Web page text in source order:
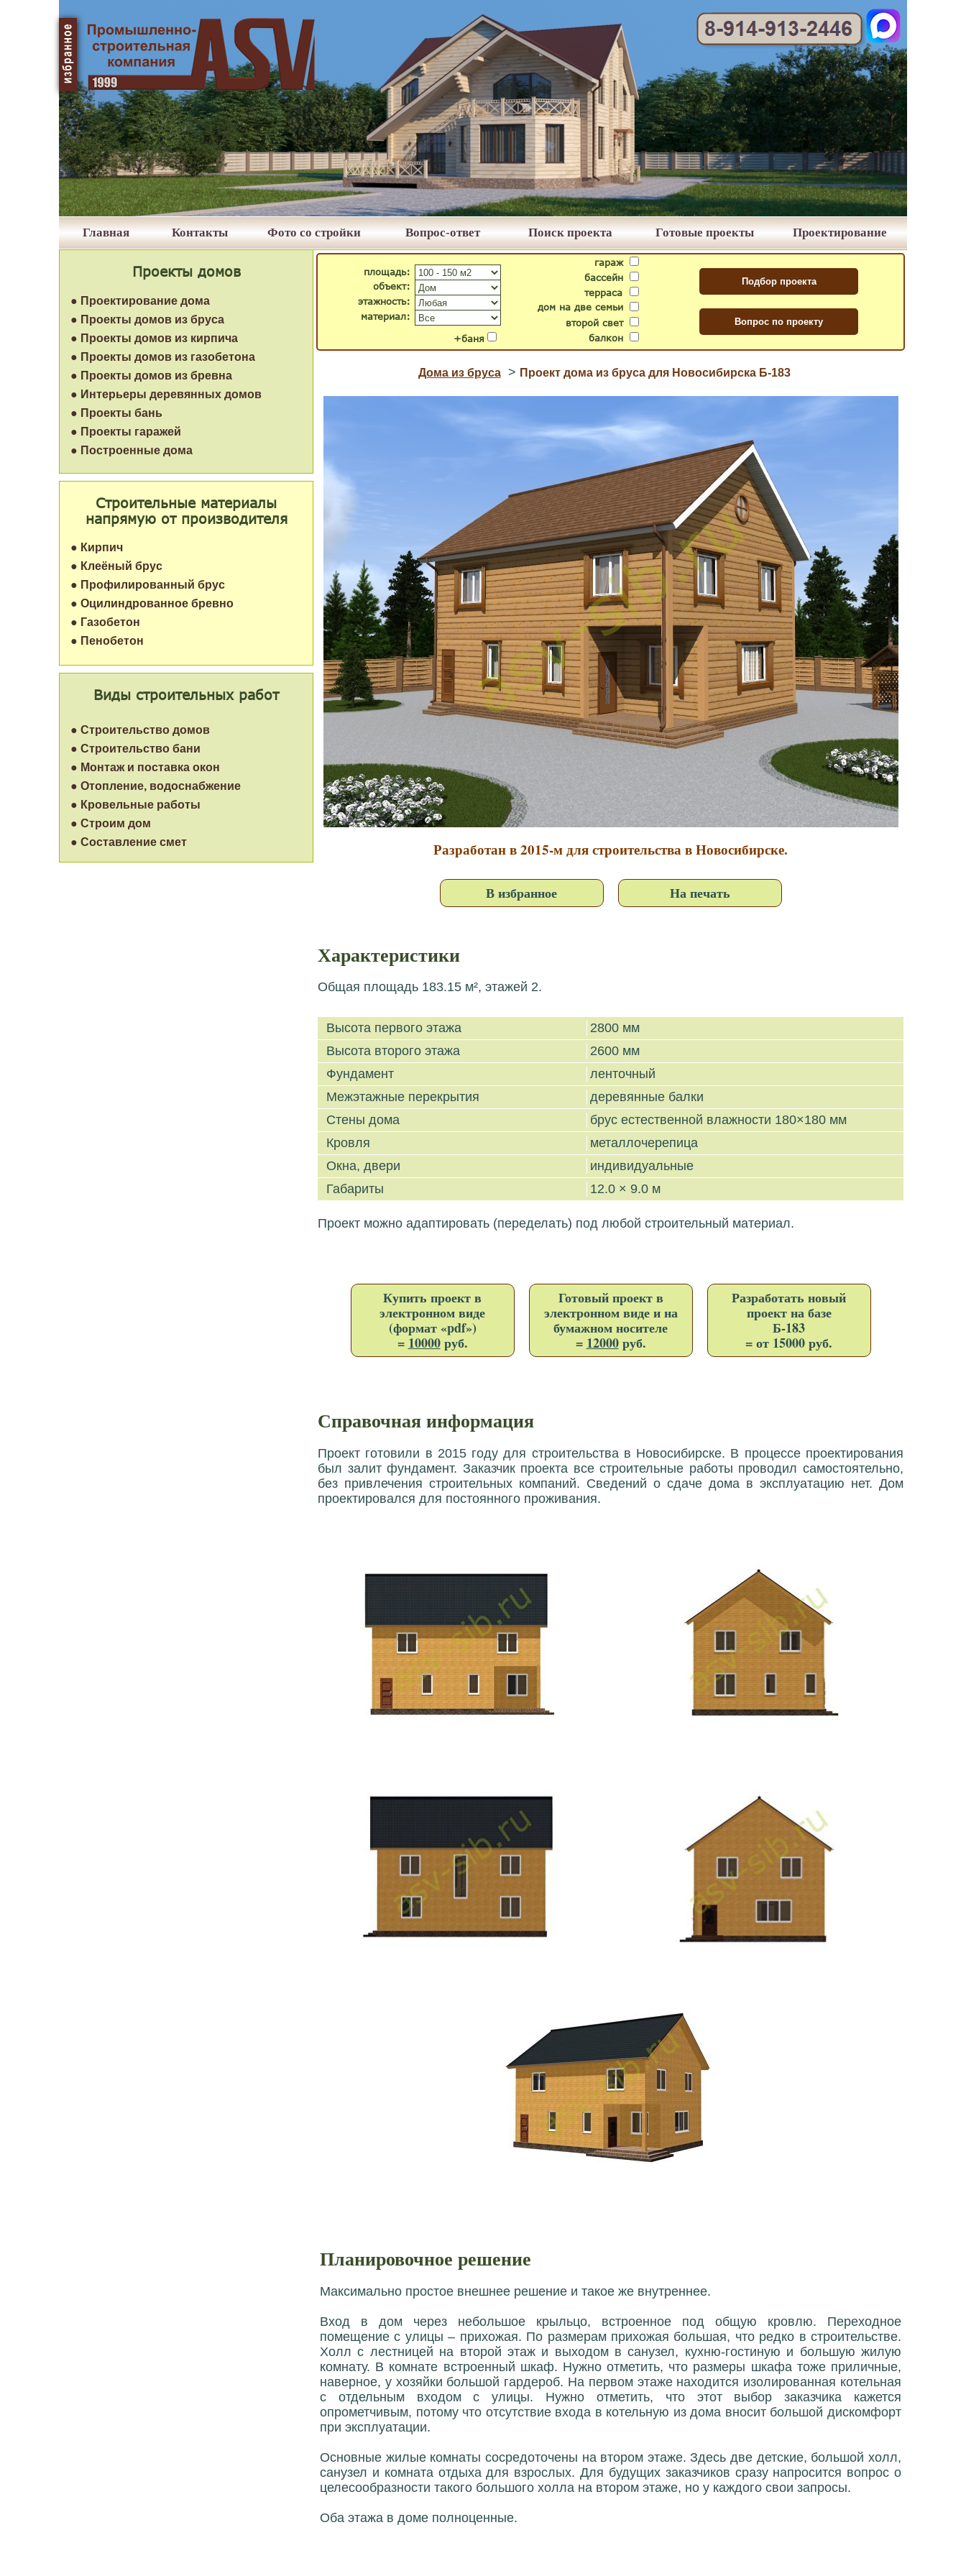
Проектирование
Главная Фото со стройки
Контакты Вопрос-ответ Поиск проекта Готовые проекты
Проекты домов
Виды строительных работ
● Строительство домов
● Строительство бани
● Монтаж и поставка окон
● Отопление, водоснабжение
● Кровельные работы
● Строим дом
● Составление смет
Строительные материалы
напрямую от производителя
● Кирпич
● Клеёный брус
● Профилированный брус
● Оцилиндрованное бревно
● Газобетон
● Пенобетон
● Проектирование дома
● Проекты домов из бруса
● Проекты домов из кирпича
● Проекты домов из газобетона
● Проекты домов из бревна
● Интерьеры деревянных домов
● Проекты бань
● Проекты гаражей
● Построенные дома
гараж
бассейн
второй свет
дом на две семьи
терраса
балкон
+баня
объект:
материал:
площадь:
этажность:
Дома из бруса > Проект дома из бруса для Новосибирска Б-183
Разработан в 2015-м для строительства в Новосибирске.
В избранное На печать
Характеристики
Общая площадь 183.15 м², этажей 2.
Высота первого этажа
2800 мм
Высота второго этажа
2600 мм
Фундамент
ленточный
Межэтажные перекрытия
деревянные балки
Стены дома
брус естественной влажности 180×180 мм
Кровля
металлочерепица
Окна, двери
индивидуальные
Габариты
12.0 × 9.0 м
Проект можно адаптировать (переделать) под любой строительный материал.
Купить проект в
электронном виде
(формат «pdf»)
= 10000руб.
Готовый проект в
электронном виде и на
бумажном носителе
= 12000руб.
Разработать новый
проект на базе
Б-183
= от 15000 руб.
Справочная информация
Проект готовили в 2015 году для строительства в Новосибирске. В процессе проектирования
был залит фундамент. Заказчик проекта все строительные работы проводил самостоятельно,
без привлечения строительных компаний. Сведений о сдаче дома в эксплуатацию нет. Дом
проектировался для постоянного проживания.
Планировочное решение
Максимально простое внешнее решение и такое же внутреннее.
Вход в дом через небольшое крыльцо, встроенное под общую кровлю. Переходное
помещение с улицы – прихожая. По размерам прихожая большая, что редко в строительстве.
Холл с лестницей на второй этаж и выходом в санузел, кухню-гостиную и большую жилую
комнату. В комнате встроенный шкаф. Нужно отметить, что размеры шкафа тоже приличные,
наверное, у хозяйки большой гардероб. На первом этаже находится изолированная котельная
с отдельным входом с улицы. Нужно отметить, что этот выбор заказчика кажется
опрометчивым, потому что отсутствие входа в котельную из дома вносит большой дискомфорт
при эксплуатации.
Основные жилые комнаты сосредоточены на втором этаже. Здесь две детские, большой холл,
санузел и комната отдыха для взрослых. Для будущих заказчиков сразу напросится вопрос о
целесообразности такого большого холла на втором этаже, но у каждого свои запросы.
Оба этажа в доме полноценные.